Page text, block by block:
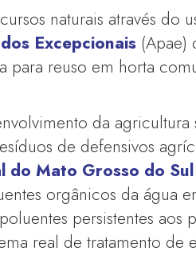
naturais através do
Excepcionais (Apae)
para reuso em horta
da agricultura
de defensivos
do Mato Grosso do Sul
orgânicos da água
persistentes aos
real de tratamento de